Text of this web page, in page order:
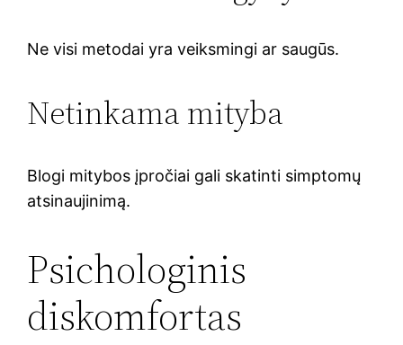
Ne visi metodai yra veiksmingi ar saugūs.
Netinkama mityba
Blogi mitybos įpročiai gali skatinti simptomų
atsinaujinimą.
Psichologinis
diskomfortas